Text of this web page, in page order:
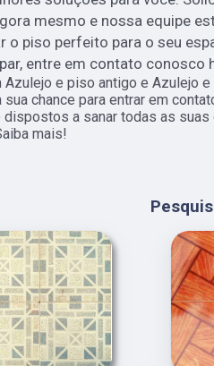
mesmo e nossa equipe
o piso perfeito para o seu
entre em contato conosco
e piso antigo e Azulejo
chance para entrar em
a sanar todas as suas
mais!